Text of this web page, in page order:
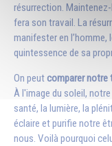
résurrection.
fera son travail. La
manifester en l’homme,
quintessence de sa
On peutcomparer notre
À l'image du soleil,
santé, la lumière, la
éclaire et purifie notre
nous. Voilà pourquoi